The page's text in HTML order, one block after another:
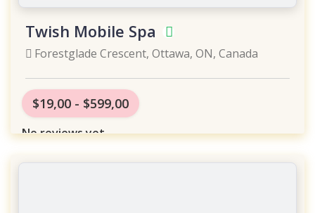
Twish Mobile Spa
Forestglade Crescent, Ottawa, ON, Canada
$19,00 - $599,00
No reviews yet